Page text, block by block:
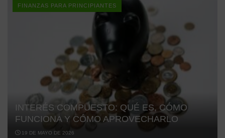
FINANZAS PARA PRINCIPIANTES
INTERÉS COMPUESTO: QUÉ ES, CÓMO
FUNCIONA Y CÓMO APROVECHARLO
19 DE MAYO DE 2026